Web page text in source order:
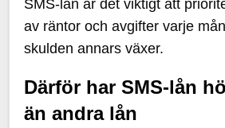
SMS-lån är det viktigt att
av räntor och avgifter varje
skulden annars växer.
Därför har SMS-lån
än andra lån